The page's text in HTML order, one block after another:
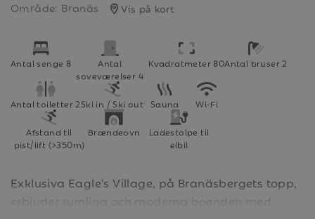
Område: Branäs Vis på kort
Antal senge 8
Antal
soveværelser 4
Kvadratmeter 80Antal bruser 2
Antal toiletter 2Ski in / Ski out Sauna
Wi-Fi
Afstand til
pist/lift (>350m)
Brændeovn
Ladestolpe til
elbil
Exklusiva Eagle's Village, på Branäsbergets topp,
erbjuder rymliga och moderna boenden med